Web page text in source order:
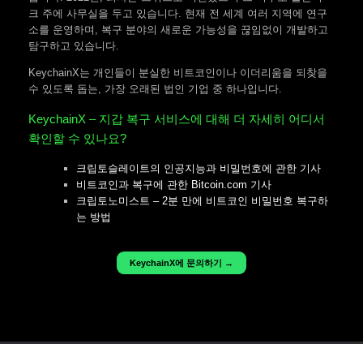
크 주에 사무실을 두고 있습니다. 현재 전 세계 여러 지역에 연구
소를 운영하며, 복구 분야의 새로운 가능성을 끊임없이 개발하고
탐구하고 있습니다.
KeychainX는 개인들이 분실한 비트코인이나 이더리움을 되찾을
수 있도록 돕는, 가장 오래된 법인 기업 중 하나입니다.
KeychainX – 지갑 복구 서비스에 대해 더 자세히 어디서
확인할 수 있나요?
크립토슬레이트의 인공지능과 비밀번호에 관한 기사
비트코인과 복구에 관한 Bitcoin.com 기사
크립토노미스트 – 2분 만에 비트코인 비밀번호 복구하
는 방법
KeychainX에 문의하기 →